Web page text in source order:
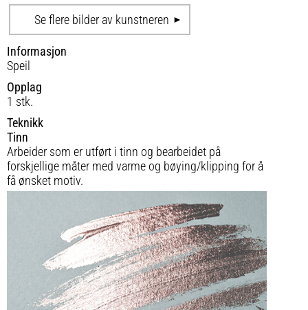
Se flere bilder av kunstneren
Informasjon
Speil
Opplag
1 stk.
Teknikk
Tinn
Arbeider som er utført i tinn og bearbeidet på
forskjellige måter med varme og bøying/klipping for å
få ønsket motiv.